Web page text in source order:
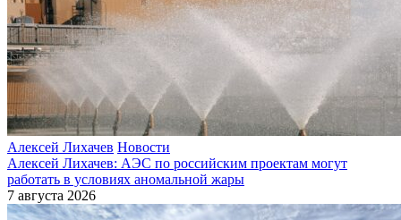
Алексей Лихачев Новости
Алексей Лихачев: АЭС по российским проектам могут
работать в условиях аномальной жары
7 августа 2026